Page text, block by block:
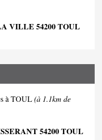
VILLE 54200 TOUL
à TOUL(à 1.1km de
54200 TOUL